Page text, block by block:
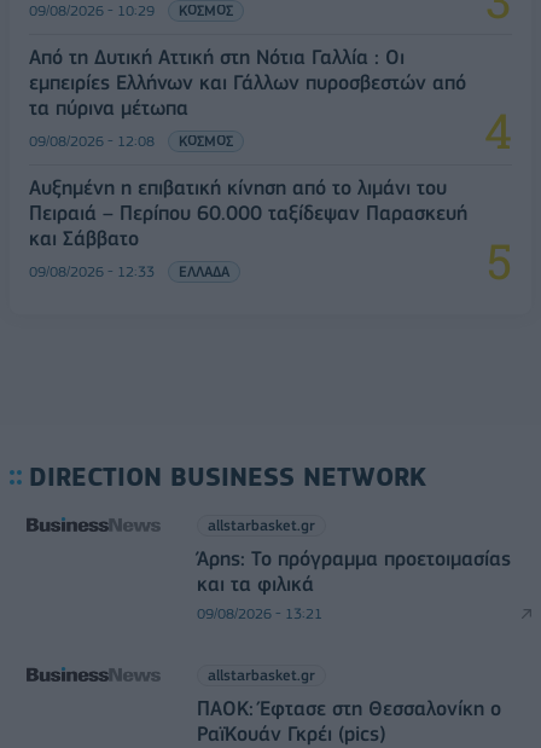
09/08/2026 - 10:29 ΚΟΣΜΟΣ
Από τη Δυτική Αττική στη Νότια Γαλλία : Οι
εμπειρίες Ελλήνων και Γάλλων πυροσβεστών από
τα πύρινα μέτωπα
09/08/2026 - 12:08 ΚΟΣΜΟΣ
Αυξημένη η επιβατική κίνηση από το λιμάνι του
Πειραιά – Περίπου 60.000 ταξίδεψαν Παρασκευή
και Σάββατο
09/08/2026 - 12:33 ΕΛΛΑΔΑ
DIRECTION BUSINESS NETWORK
allstarbasket.gr
Άρης: Το πρόγραμμα προετοιμασίας
και τα φιλικά
09/08/2026 - 13:21
allstarbasket.gr
ΠΑΟΚ: Έφτασε στη Θεσσαλονίκη ο
ΡαϊΚουάν Γκρέι (pics)